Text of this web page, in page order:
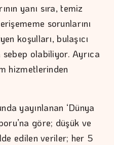
yanı sıra, temiz
sorunlarını
koşulları, bulaşıcı
sebep olabiliyor. Ayrıca
hizmetlerinden
yayınlanan ‘Dünya
göre; düşük ve
edilen veriler; her 5